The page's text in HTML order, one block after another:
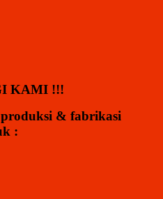
KAMI !!!
& fabrikasi
: